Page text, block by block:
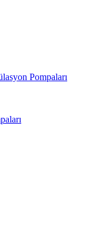
Pompaları